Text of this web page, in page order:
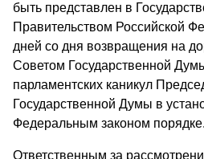
быть представлен в
Правительством Российской
дней со дня возвращения на
Советом Государственной
парламентских каникул
Государственной Думы в
Федеральным законом порядке.
Ответственным за